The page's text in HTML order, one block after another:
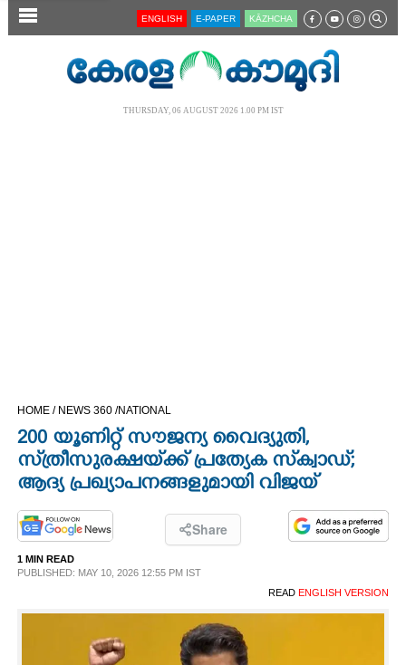
SECTIONS
OPINION
PHOTOS
LIFESTYLE
ENGLISH E-PAPER KĀZHCHA
THURSDAY, 06 AUGUST 2026 1.00 PM IST
HOME / NEWS 360 /NATIONAL
200 യൂണിറ്റ് സൗജന്യ വൈദ്യുതി,
സ്‌ത്രീസുരക്ഷയ്‌ക്ക് പ്രത്യേക സ്‌ക്വാഡ്;
ആദ്യ പ്രഖ്യാപനങ്ങളുമായി വിജയ്
Share
1 MIN READ
PUBLISHED: MAY 10, 2026 12:55 PM IST
READ ENGLISH VERSION